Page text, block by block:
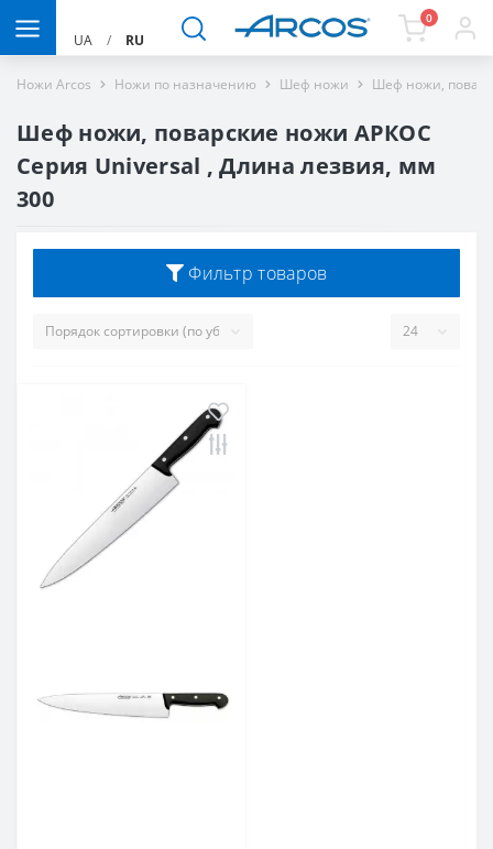
UA / RU
0
Ножи Arcos Ножи по назначению Шеф ножи Шеф ножи,
Шеф ножи, поварские ножи АРКОС
Серия Universal , Длина лезвия, мм
300
Фильтр товаров